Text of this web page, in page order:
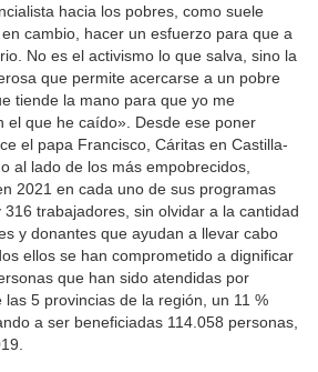
hacia los pobres, como suele
cambio, hacer un esfuerzo para que a
No es el activismo lo que salva, sino la
que permite acercarse a un pobre
tiende la mano para que yo me
el que he caído». Desde ese poner
el papa Francisco, Cáritas en Castilla-
al lado de los más empobrecidos,
2021 en cada uno de sus programas
trabajadores, sin olvidar a la cantidad
y donantes que ayudan a llevar cabo
ellos se han comprometido a dignificar
que han sido atendidas por
5 provincias de la región, un 11 %
a ser beneficiadas 114.058 personas,